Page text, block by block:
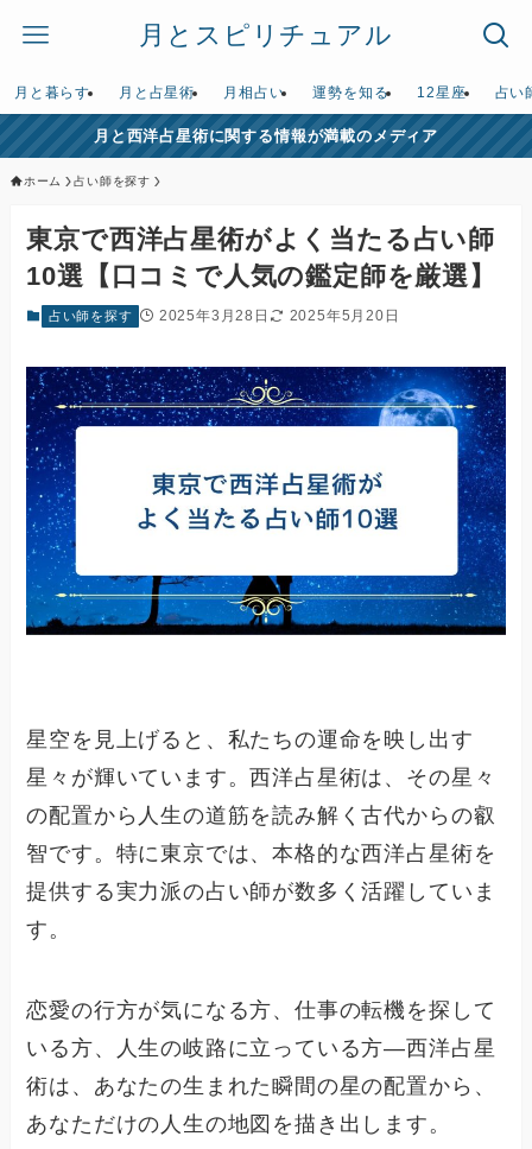
月とスピリチュアル
月と暮らす 月と占星術 月相占い 運勢を知る 12星座 占い
月と西洋占星術に関する情報が満載のメディア
ホーム 占い師を探す
東京で西洋占星術がよく当たる占い師
10選【口コミで人気の鑑定師を厳選】
占い師を探す 2025年3月28日 2025年5月20日
星空を見上げると、私たちの運命を映し出す
星々が輝いています。西洋占星術は、その星々
の配置から人生の道筋を読み解く古代からの叡
智です。特に東京では、本格的な西洋占星術を
提供する実力派の占い師が数多く活躍していま
す。
恋愛の行方が気になる方、仕事の転機を探して
いる方、人生の岐路に立っている方—西洋占星
術は、あなたの生まれた瞬間の星の配置から、
あなただけの人生の地図を描き出します。